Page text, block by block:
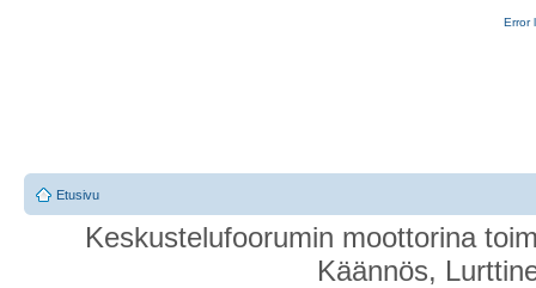
Error
Etusivu
Keskustelufoorumin moottorina
Käännös,